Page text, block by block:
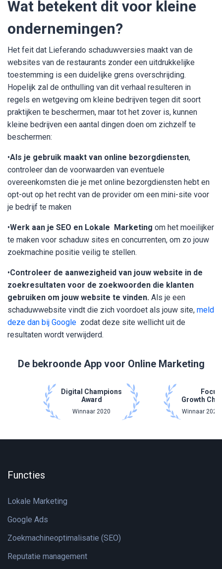
Wat betekent dit voor kleine
ondernemingen?
Het feit dat Lieferando schaduwversies maakt van de
websites van de restaurants zonder een uitdrukkelijke
toestemming is een duidelijke grens overschrijding.
Hopelijk zal de onthulling van dit verhaal resulteren in
regels en wetgeving om kleine bedrijven tegen dit soort
praktijken te beschermen, maar tot het zover is, kunnen
kleine bedrijven een aantal dingen doen om zichzelf te
beschermen:
•Als je gebruik maakt van online bezorgdiensten,
controleer dan de voorwaarden van eventuele
overeenkomsten die je met online bezorgdiensten hebt en
opt-out op het recht van de provider om een mini-site voor
je bedrijf te maken
•Werk aan je SEO en Lokale Marketing om het moeilijker
te maken voor schaduw sites en concurrenten, om zo jouw
zoekmachine positie veilig te stellen.
•Controleer de aanwezigheid van jouw website in de
zoekresultaten voor de zoekwoorden die klanten
gebruiken om jouw website te vinden. Als je een
schaduwwebsite vindt die zich voordoet als jouw site, meld
deze dan bij Google zodat deze site wellicht uit de
resultaten wordt verwijderd.
De bekroonde App voor Online Marketing
Digital Champions
Award
Winnaar 2020
Focus
Growth
Winnaar 2021
Functies
Lokale Marketing
Google Ads
Zoekmachineoptimalisatie (SEO)
Reputatie management